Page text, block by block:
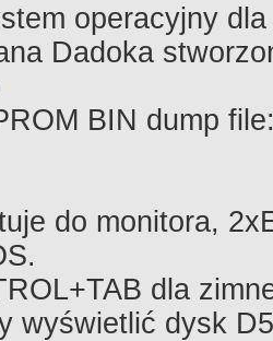
operacyjny
Dadoka
BIN dump
do monitora,
dla
wyświetlić dysk